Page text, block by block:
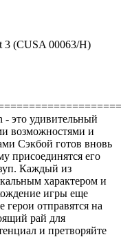
3 (CUSA 00063/H)
это удивительный
возможностями и
Сэкбой готов вновь
присоединятся его
Каждый из
характером и
игры еще
герои отправятся на
рай для
и претворяйте